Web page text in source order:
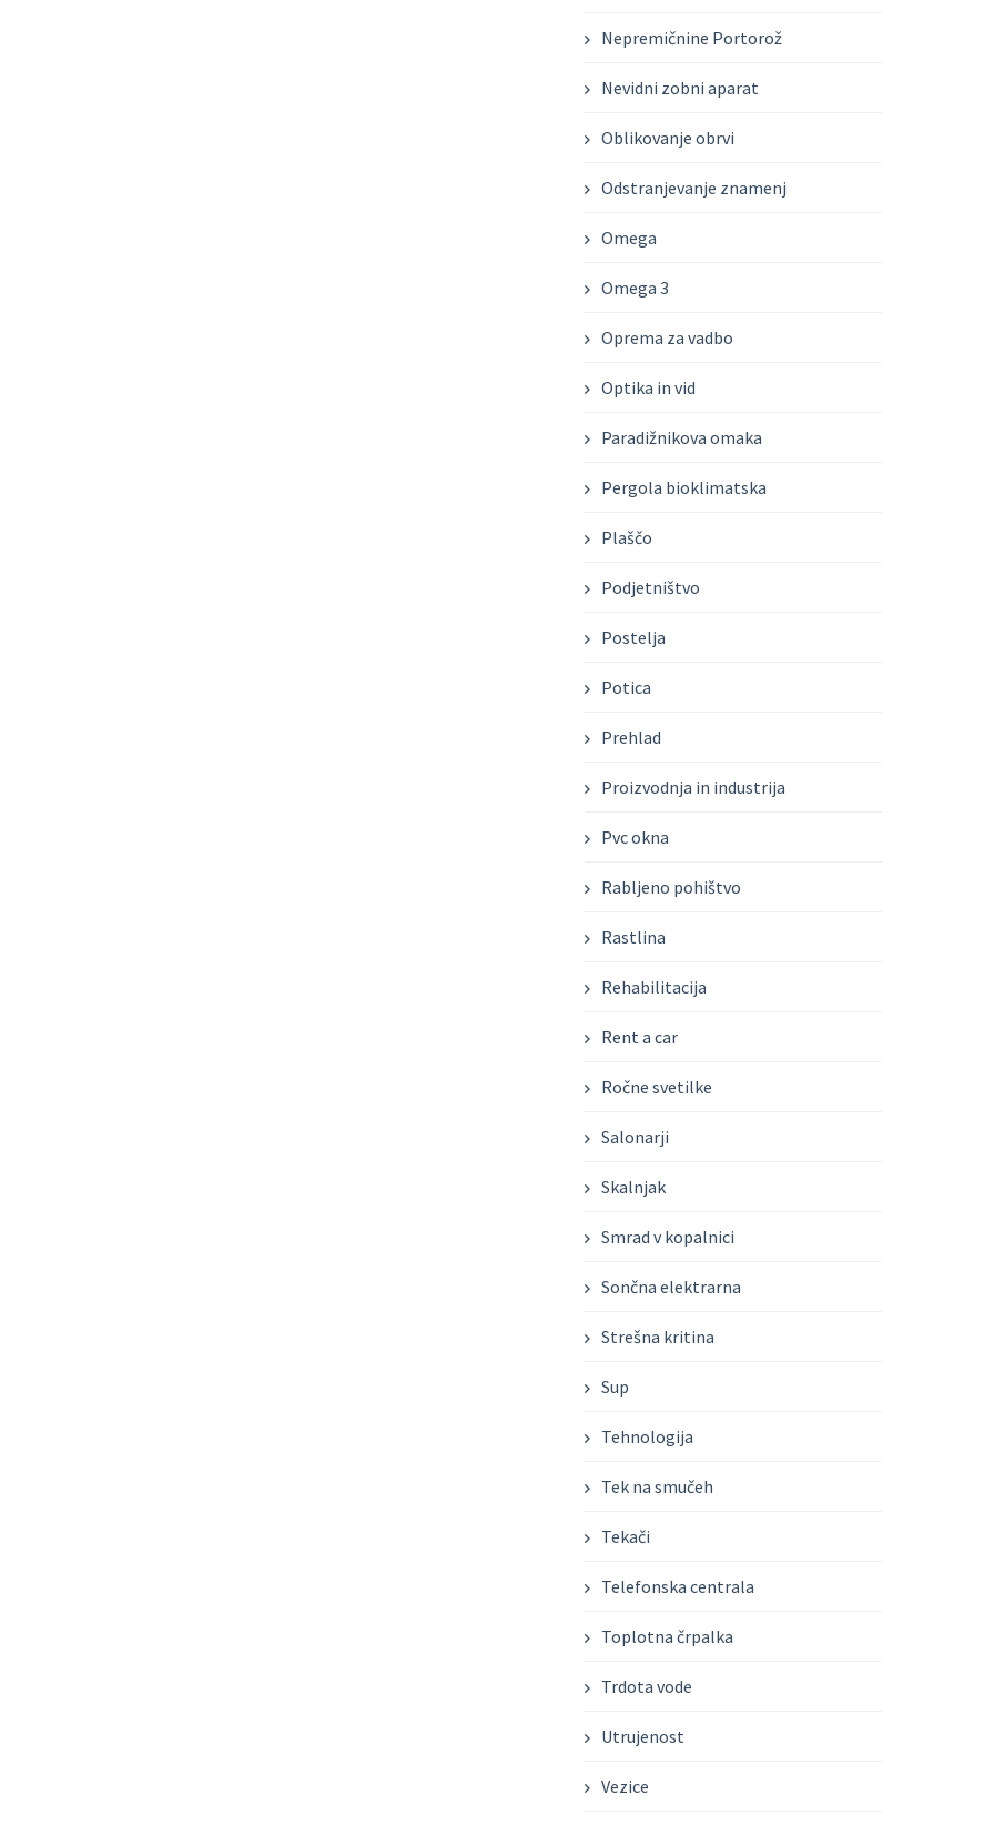
Nepremičnine Portorož
Nevidni zobni aparat
Oblikovanje obrvi
Odstranjevanje znamenj
Omega
Omega 3
Oprema za vadbo
Optika in vid
Paradižnikova omaka
Pergola bioklimatska
Plaščo
Podjetništvo
Postelja
Potica
Prehlad
Proizvodnja in industrija
Pvc okna
Rabljeno pohištvo
Rastlina
Rehabilitacija
Rent a car
Ročne svetilke
Salonarji
Skalnjak
Smrad v kopalnici
Sončna elektrarna
Strešna kritina
Sup
Tehnologija
Tek na smučeh
Tekači
Telefonska centrala
Toplotna črpalka
Trdota vode
Utrujenost
Vezice